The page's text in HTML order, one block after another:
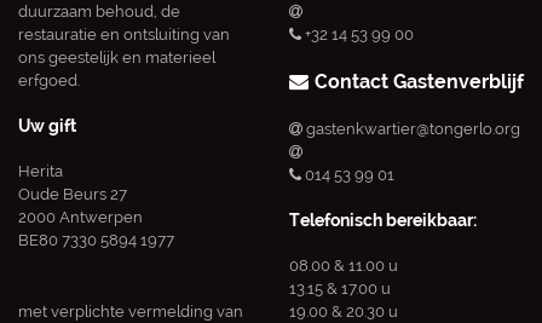
duurzaam behoud, de
restauratie en ontsluiting van
ons geestelijk en materieel
erfgoed.
Uw gift
Herita
Oude Beurs 27
2000 Antwerpen
BE80 7330 5894 1977
met verplichte vermelding van
+32 14 53 99 00
Contact Gastenverblijf
gastenkwartier@tongerlo.org
014 53 99 01
Telefonisch bereikbaar:
08.00 & 11.00 u
13.15 & 17.00 u
19.00 & 20.30 u